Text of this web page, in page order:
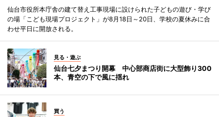
仙台市役所本庁舎の建て替え工事現場に設けられた子どもの遊び・学び
の場「こども現場プロジェクト」が8月18日～20日、学校の夏休みに合
わせ平日に開放される。
見る・遊ぶ
仙台七夕まつり開幕 中心部商店街に大型飾り300
本、青空の下で風に揺れ
買う